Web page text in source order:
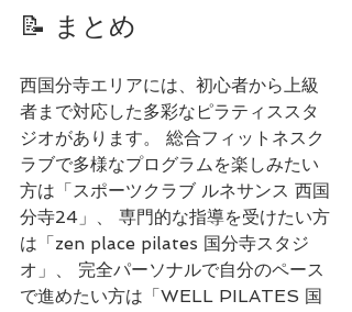
📝 まとめ
西国分寺エリアには、初心者から上級
者まで対応した多彩なピラティススタ
ジオがあります。 総合フィットネスク
ラブで多様なプログラムを楽しみたい
方は「スポーツクラブ ルネサンス 西国
分寺24」、 専門的な指導を受けたい方
は「zen place pilates 国分寺スタジ
オ」、 完全パーソナルで自分のペース
で進めたい方は「WELL PILATES 国